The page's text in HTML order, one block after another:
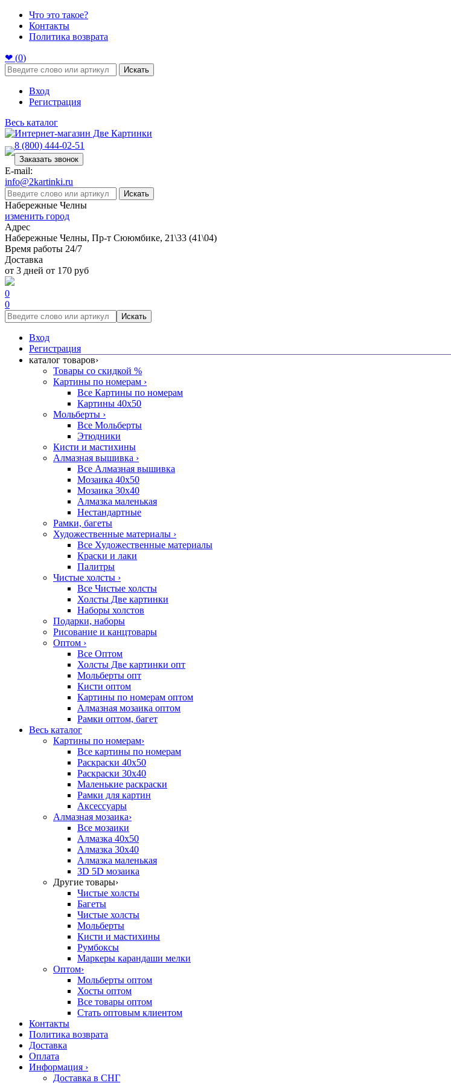
Что это такое?
Контакты
Политика возврата
❤ (0)
Искать
Вход
Регистрация
Весь каталог
8 (800) 444-02-51
Заказать звонок
E-mail:
info@2kartinki.ru
Искать
Набережные Челны
изменить город
Адрес
Набережные Челны, Пр-т Сююмбике, 21\33 (41\04)
Время работы 24/7
Доставка
от 3 дней от 170 руб
0
0
Искать
Вход
Регистрация
каталог товаров›
Товары со скидкой %
Картины по номерам ›
Все Картины по номерам
Картины 40x50
Мольберты ›
Все Мольберты
Этюдники
Кисти и мастихины
Алмазная вышивка ›
Все Алмазная вышивка
Мозаика 40x50
Мозаика 30x40
Алмазка маленькая
Нестандартные
Рамки, багеты
Художественные материалы ›
Все Художественные материалы
Краски и лаки
Палитры
Чистые холсты ›
Все Чистые холсты
Холсты Две картинки
Наборы холстов
Подарки, наборы
Рисование и канцтовары
Оптом ›
Все Оптом
Холсты Две картинки опт
Мольберты опт
Кисти оптом
Картины по номерам оптом
Алмазная мозаика оптом
Рамки оптом, багет
Весь каталог
Картины по номерам›
Все картины по номерам
Раскраски 40х50
Раскраски 30х40
Маленькие раскраски
Рамки для картин
Аксессуары
Алмазная мозаика›
Все мозаики
Алмазка 40х50
Алмазка 30х40
Алмазка маленькая
3D 5D мозаика
Другие товары›
Чистые холсты
Багеты
Чистые холсты
Мольберты
Кисти и мастихины
Румбоксы
Маркеры карандаши мелки
Оптом›
Мольберты оптом
Хосты оптом
Все товары оптом
Стать оптовым клиентом
Контакты
Политика возврата
Доставка
Оплата
Информация ›
Доставка в СНГ